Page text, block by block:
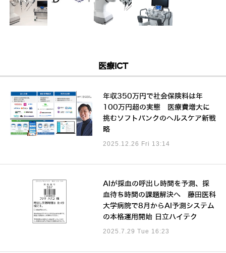
医療ICT
年収350万円で社会保険料は年
100万円超の実態 医療費増大に
挑むソフトバンクのヘルスケア新戦
略
2025.12.26 Fri 13:14
AIが採血の呼出し時間を予測、採
血待ち時間の課題解決へ 藤田医科
大学病院で8月からAI予測システム
の本格運用開始 日立ハイテク
2025.7.29 Tue 16:23